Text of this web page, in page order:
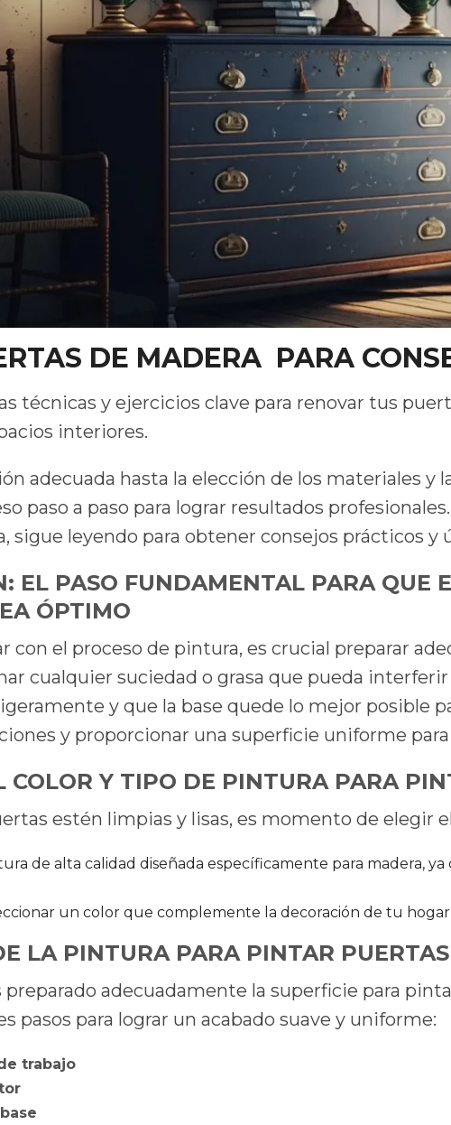
DE MADERA PARA
técnicas y ejercicios clave para renovar tus
interiores.
adecuada hasta la elección de los materiales
paso a paso para lograr resultados
sigue leyendo para obtener consejos prácticos y
EL PASO FUNDAMENTAL PARA QUE
ÓPTIMO
con el proceso de pintura, es crucial preparar
cualquier suciedad o grasa que pueda
y que la base quede lo mejor posible
y proporcionar una superficie uniforme
COLOR Y TIPO DE PINTURA PARA
estén limpias y lisas, es momento de elegir
de alta calidad diseñada específicamente para madera,
un color que complemente la decoración de tu
LA PINTURA PARA PINTAR
preparado adecuadamente la superficie para
pasos para lograr un acabado suave y uniforme:
trabajo